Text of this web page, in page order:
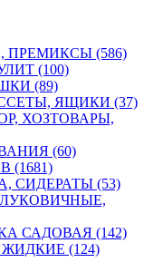
(586)
(100)
(89)
ЯЩИКИ (37)
ХОЗТОВАРЫ,
(60)
СИДЕРАТЫ (53)
САДОВАЯ (142)
(124)